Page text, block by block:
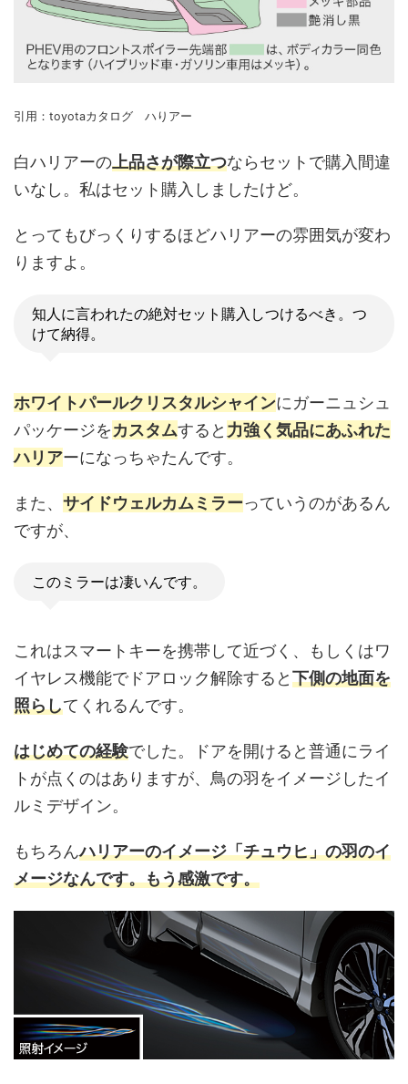
引用：toyotaカタログ ハりアー
白ハリアーの上品さが際立つならセットで購入間違
いなし。私はセット購入しましたけど。
とってもびっくりするほどハリアーの雰囲気が変わ
りますよ。
知人に言われたの絶対セット購入しつけるべき。つ
けて納得。
ホワイトパールクリスタルシャインにガーニュシュ
パッケージをカスタムすると 力強く気品にあふれた
ハリアーになっちゃたんです。
また、 サイドウェルカムミラーっていうのがあるん
ですが、
このミラーは凄いんです。
これはスマートキーを携帯して近づく、もしくはワ
イヤレス機能でドアロック解除すると下側の地面を
照らしてくれるんです。
はじめての経験でした。ドアを開けると普通にライ
トが点くのはありますが、鳥の羽をイメージしたイ
ルミデザイン。
もちろんハリアーのイメージ「チュウヒ」の羽のイ
メージなんです。もう感激です。